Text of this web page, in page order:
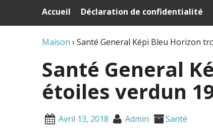
Accueil Déclaration de confidentialité
Maison › Santé General Képi Bleu Horizon
Santé General
étoiles verdun
Avril 13, 2018 Admin Santé